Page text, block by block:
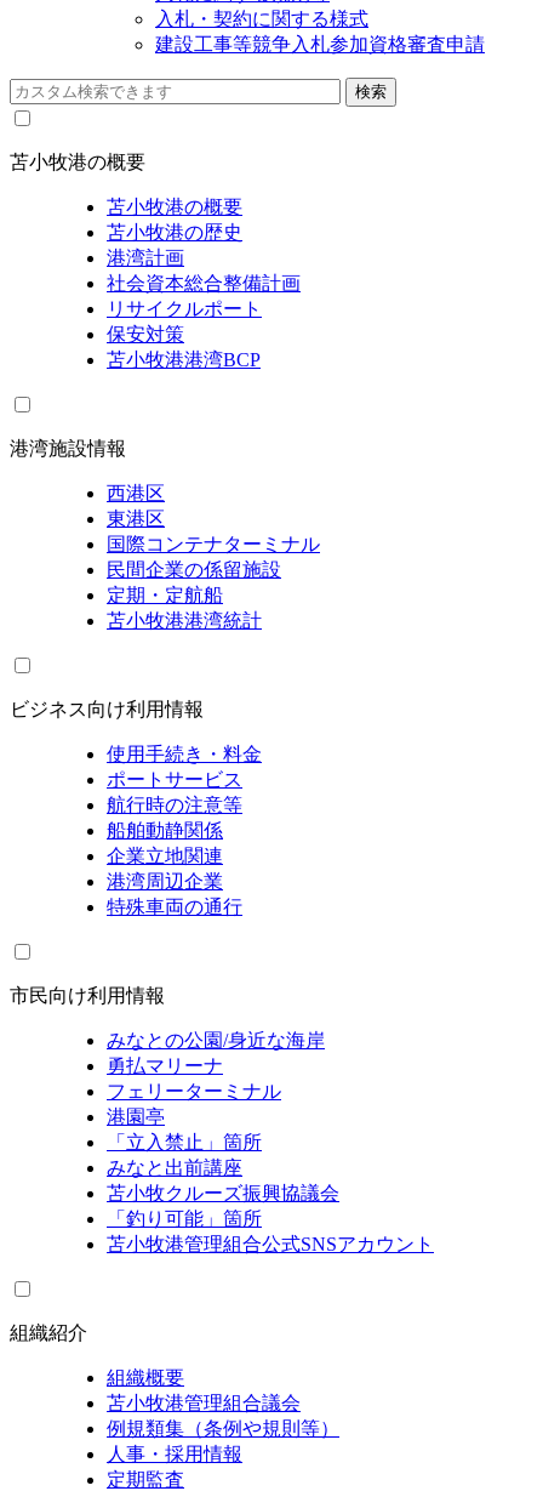
入札・契約に関する様式
建設工事等競争入札参加資格審査申請
苫小牧港の概要
苫小牧港の概要
苫小牧港の歴史
港湾計画
社会資本総合整備計画
リサイクルポート
保安対策
苫小牧港港湾BCP
港湾施設情報
西港区
東港区
国際コンテナターミナル
民間企業の係留施設
定期・定航船
苫小牧港港湾統計
ビジネス向け利用情報
使用手続き・料金
ポートサービス
航行時の注意等
船舶動静関係
企業立地関連
港湾周辺企業
特殊車両の通行
市民向け利用情報
みなとの公園/身近な海岸
勇払マリーナ
フェリーターミナル
港園亭
「立入禁止」箇所
みなと出前講座
苫小牧クルーズ振興協議会
「釣り可能」箇所
苫小牧港管理組合公式SNSアカウント
組織紹介
組織概要
苫小牧港管理組合議会
例規類集（条例や規則等）
人事・採用情報
定期監査